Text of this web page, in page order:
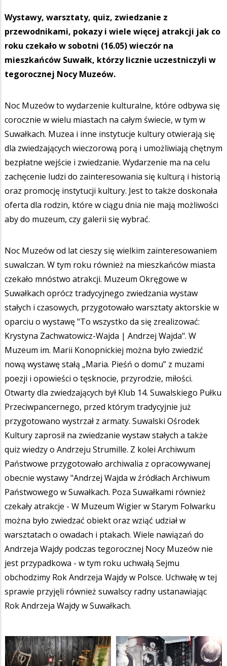
Wystawy, warsztaty, quiz, zwiedzanie z
przewodnikami, pokazy i wiele więcej atrakcji jak co
roku czekało w sobotni (16.05) wieczór na
mieszkańców Suwałk, którzy licznie uczestniczyli w
tegorocznej Nocy Muzeów.
Noc Muzeów to wydarzenie kulturalne, które odbywa się
corocznie w wielu miastach na całym świecie, w tym w
Suwałkach. Muzea i inne instytucje kultury otwierają się
dla zwiedzających wieczorową porą i umożliwiają chętnym
bezpłatne wejście i zwiedzanie. Wydarzenie ma na celu
zachęcenie ludzi do zainteresowania się kulturą i historią
oraz promocję instytucji kultury. Jest to także doskonała
oferta dla rodzin, które w ciągu dnia nie mają możliwości
aby do muzeum, czy galerii się wybrać.
Noc Muzeów od lat cieszy się wielkim zainteresowaniem
suwalczan. W tym roku również na mieszkańców miasta
czekało mnóstwo atrakcji. Muzeum Okręgowe w
Suwałkach oprócz tradycyjnego zwiedzania wystaw
stałych i czasowych, przygotowało warsztaty aktorskie w
oparciu o wystawę "To wszystko da się zrealizować:
Krystyna Zachwatowicz-Wajda | Andrzej Wajda". W
Muzeum im. Marii Konopnickiej można było zwiedzić
nową wystawę stałą „Maria. Pieśń o domu” z muzami
poezji i opowieści o tęsknocie, przyrodzie, miłości.
Otwarty dla zwiedzających był Klub 14. Suwalskiego Pułku
Przeciwpancernego, przed którym tradycyjnie już
przygotowano wystrzał z armaty. Suwalski Ośrodek
Kultury zaprosił na zwiedzanie wystaw stałych a także
quiz wiedzy o Andrzeju Strumille. Z kolei Archiwum
Państwowe przygotowało archiwalia z opracowywanej
obecnie wystawy "Andrzej Wajda w źródłach Archiwum
Państwowego w Suwałkach. Poza Suwałkami również
czekały atrakcje - W Muzeum Wigier w Starym Folwarku
można było zwiedzać obiekt oraz wziąć udział w
warsztatach o owadach i ptakach. Wiele nawiązań do
Andrzeja Wajdy podczas tegorocznej Nocy Muzeów nie
jest przypadkowa - w tym roku uchwałą Sejmu
obchodzimy Rok Andrzeja Wajdy w Polsce. Uchwałę w tej
sprawie przyjęli również suwalscy radny ustanawiając
Rok Andrzeja Wajdy w Suwałkach.